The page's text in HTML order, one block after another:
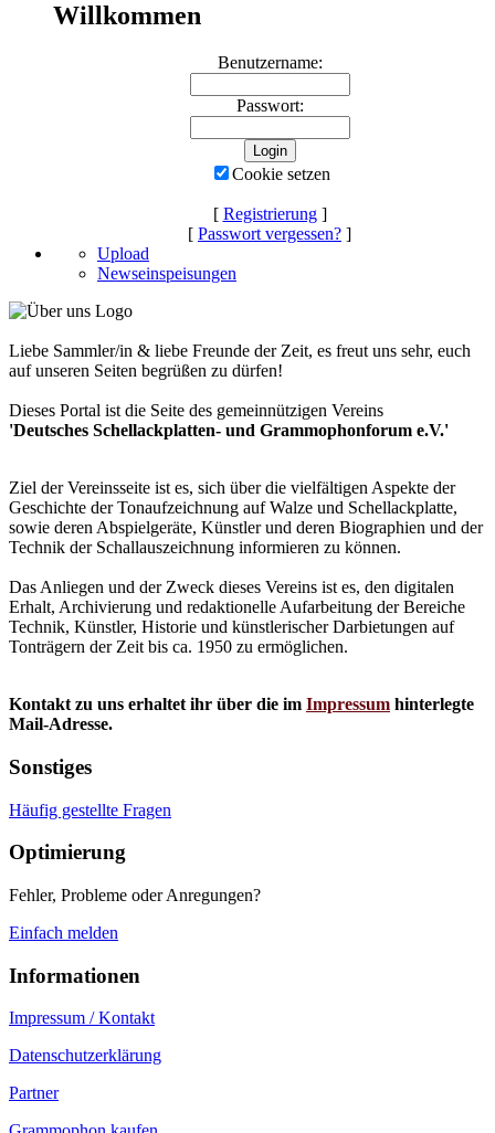
Willkommen
Benutzername:
Passwort:
Cookie setzen
[ Registrierung]
[ Passwort vergessen? ]
Upload
Newseinspeisungen
Liebe Sammler/in & liebe Freunde der Zeit, es freut uns sehr, euch
auf unseren Seiten begrüßen zu dürfen!
Dieses Portal ist die Seite des gemeinnützigen Vereins
'Deutsches Schellackplatten- und Grammophonforum e.V.'
Ziel der Vereinsseite ist es, sich über die vielfältigen Aspekte der
Geschichte der Tonaufzeichnung auf Walze und Schellackplatte,
sowie deren Abspielgeräte, Künstler und deren Biographien und der
Technik der Schallauszeichnung informieren zu können.
Das Anliegen und der Zweck dieses Vereins ist es, den digitalen
Erhalt, Archivierung und redaktionelle Aufarbeitung der Bereiche
Technik, Künstler, Historie und künstlerischer Darbietungen auf
Tonträgern der Zeit bis ca. 1950 zu ermöglichen.
Kontakt zu uns erhaltet ihr über die im Impressum hinterlegte
Mail-Adresse.
Sonstiges
Häufig gestellte Fragen
Optimierung
Fehler, Probleme oder Anregungen?
Einfach melden
Informationen
Impressum / Kontakt
Datenschutzerklärung
Partner